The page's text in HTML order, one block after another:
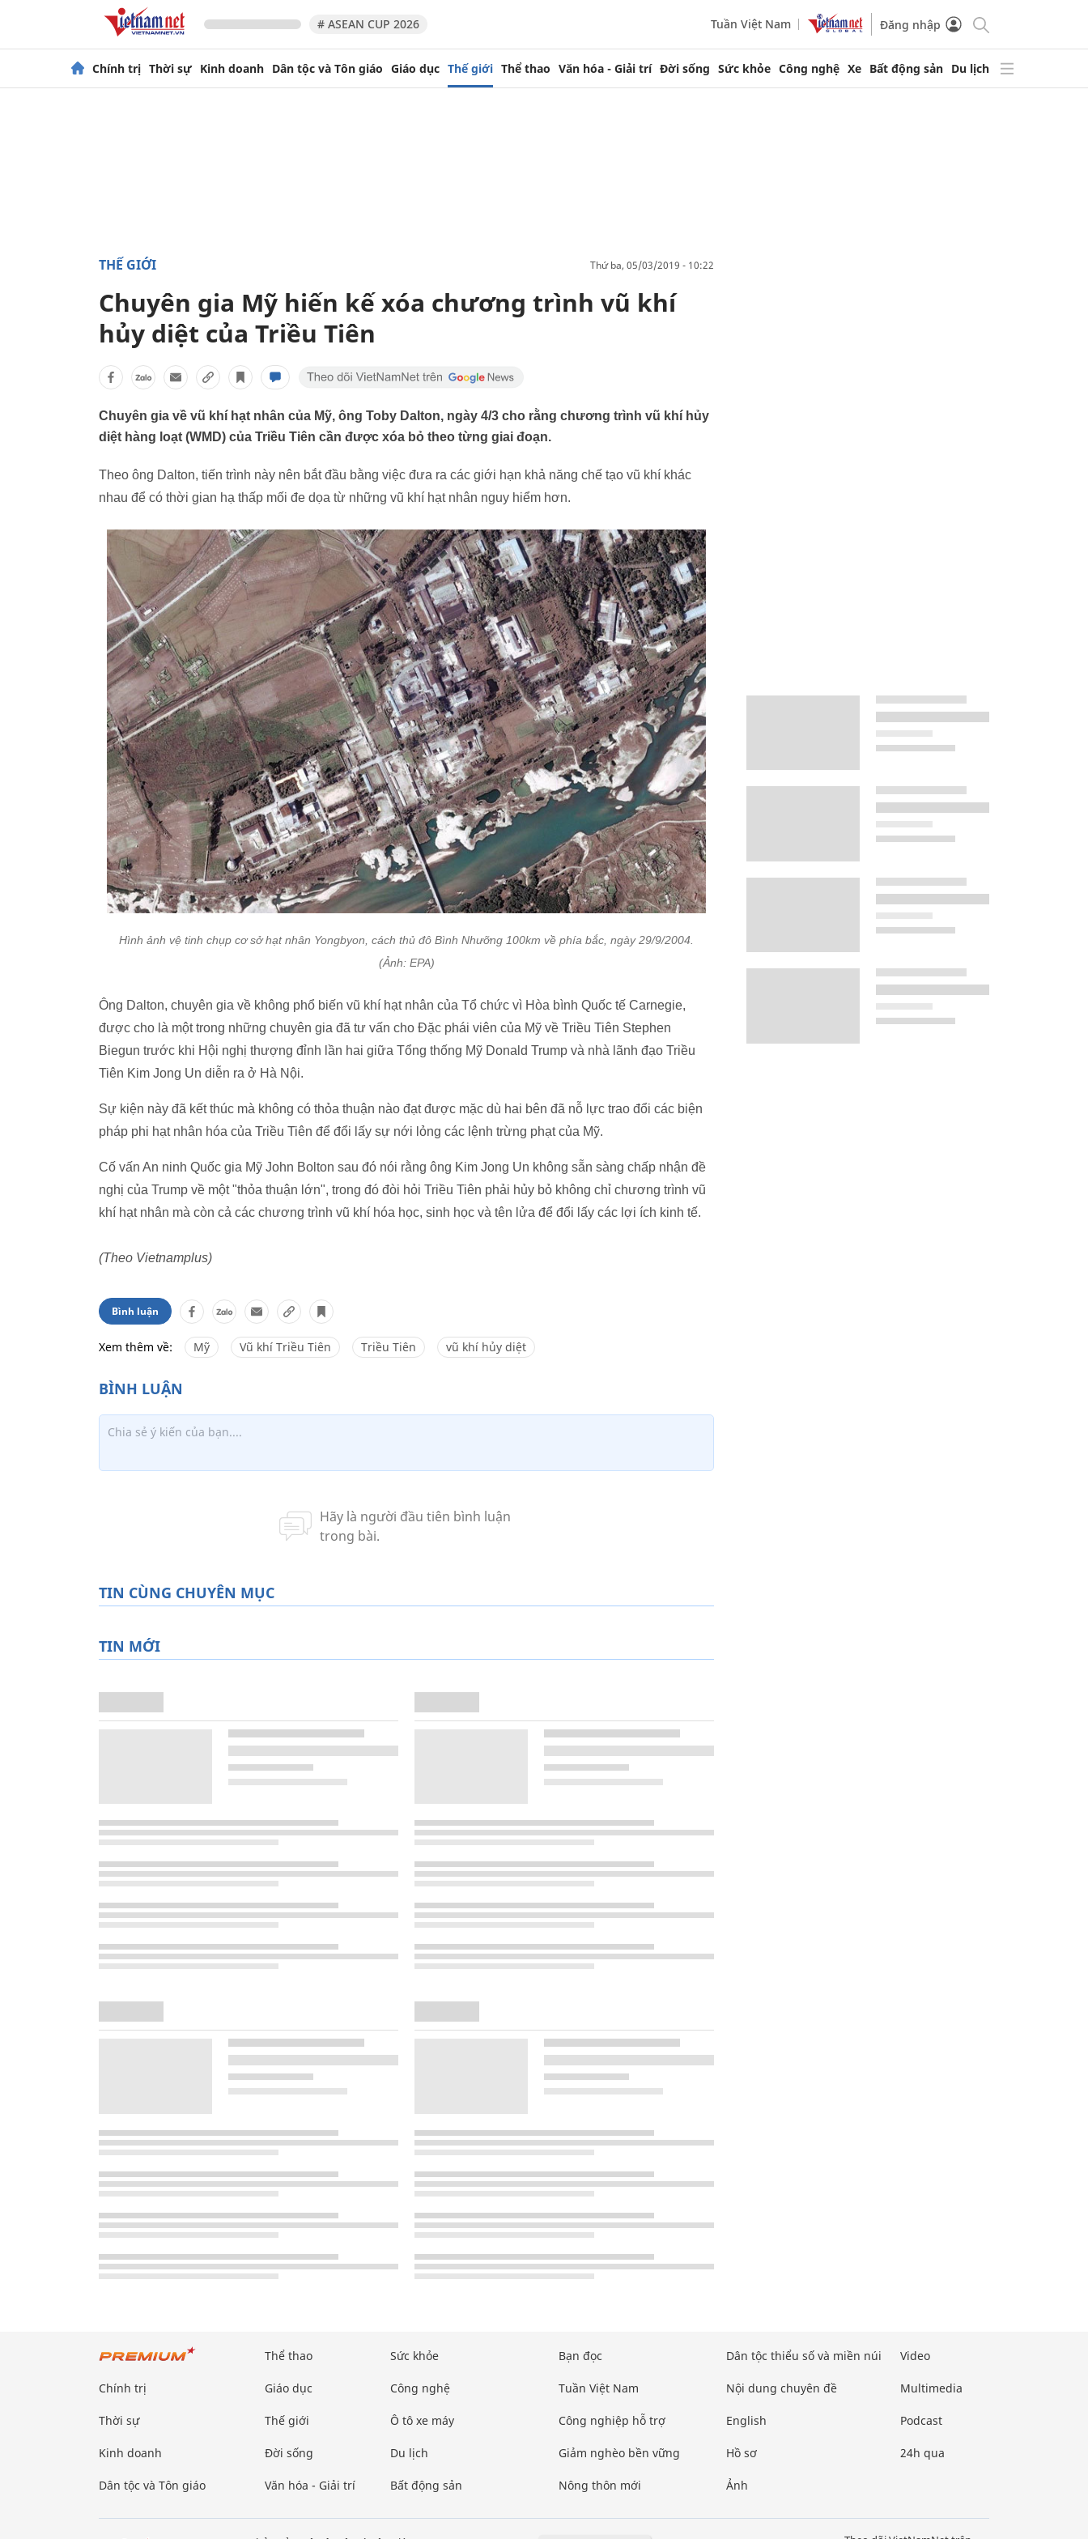
# ASEAN CUP 2026 Tuần Việt Nam Đăng nhập
Chính trị Thời sự Kinh doanh Dân tộc và Tôn giáo Giáo dục Thế giới Thể thao Văn hóa - Giải trí Đời sống Sức khỏe Công nghệ Xe Bất động sản Du lịch
THẾ GIỚI thứ ba, 05/03/2019 - 10:22
Chuyên gia Mỹ hiến kế xóa chương trình vũ khí
hủy diệt của Triều Tiên
Chuyên gia về vũ khí hạt nhân của Mỹ, ông Toby Dalton, ngày 4/3 cho rằng chương trình vũ khí hủy
diệt hàng loạt (WMD) của Triều Tiên cần được xóa bỏ theo từng giai đoạn.
Theo ông Dalton, tiến trình này nên bắt đầu bằng việc đưa ra các giới hạn khả năng chế tạo vũ khí khác
nhau để có thời gian hạ thấp mối đe dọa từ những vũ khí hạt nhân nguy hiểm hơn.
Hình ảnh vệ tinh chụp cơ sở hạt nhân Yongbyon, cách thủ đô Bình Nhưỡng 100km về phía bắc, ngày 29/9/2004.
(Ảnh: EPA)
Ông Dalton, chuyên gia về không phổ biến vũ khí hạt nhân của Tổ chức vì Hòa bình Quốc tế Carnegie,
được cho là một trong những chuyên gia đã tư vấn cho Đặc phái viên của Mỹ về Triều Tiên Stephen
Biegun trước khi Hội nghị thượng đỉnh lần hai giữa Tổng thống Mỹ Donald Trump và nhà lãnh đạo Triều
Tiên Kim Jong Un diễn ra ở Hà Nội.
Sự kiện này đã kết thúc mà không có thỏa thuận nào đạt được mặc dù hai bên đã nỗ lực trao đổi các biện
pháp phi hạt nhân hóa của Triều Tiên để đổi lấy sự nới lỏng các lệnh trừng phạt của Mỹ.
Cố vấn An ninh Quốc gia Mỹ John Bolton sau đó nói rằng ông Kim Jong Un không sẵn sàng chấp nhận đề
nghị của Trump về một "thỏa thuận lớn", trong đó đòi hỏi Triều Tiên phải hủy bỏ không chỉ chương trình vũ
khí hạt nhân mà còn cả các chương trình vũ khí hóa học, sinh học và tên lửa để đổi lấy các lợi ích kinh tế.
(Theo Vietnamplus)
Bình luận
Xem thêm về: Mỹ Vũ khí Triều Tiên Triều Tiên vũ khí hủy diệt
TIN CÙNG CHUYÊN MỤC
TIN MỚI
Chính trị
Thời sự
Kinh doanh
Dân tộc và Tôn giáo
Thể thao
Giáo dục
Thế giới
Đời sống
Văn hóa - Giải trí
Sức khỏe
Công nghệ
Ô tô xe máy
Du lịch
Bất động sản
Bạn đọc
Tuần Việt Nam
Công nghiệp hỗ trợ
Giảm nghèo bền vững
Nông thôn mới
Dân tộc thiểu số và miền núi
Nội dung chuyên đề
English
Hồ sơ
Ảnh
Video
Multimedia
Podcast
24h qua